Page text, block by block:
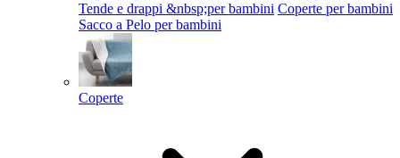
Tende e drappi &nbsp;per bambini Coperte per bambini
Sacco a Pelo per bambini
Coperte